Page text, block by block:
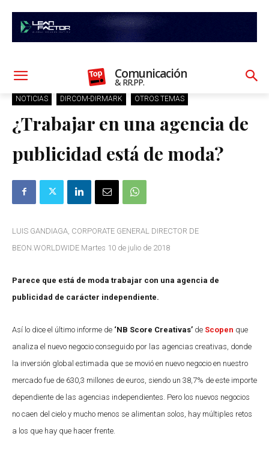
Comunicación
& RR.PP.
NOTICIAS DIRCOM-DIRMARK OTROS TEMAS
¿Trabajar en una agencia de
publicidad está de moda?
LUIS GANDIAGA, CORPORATE GENERAL DIRECTOR DE
BEON.WORLDWIDE Martes 10 de julio de 2018
Parece que está de moda trabajar con una agencia de
publicidad de carácter independiente.
Así lo dice el último informe de ‘NB Score Creativas’ de Scopen que
analiza el nuevo negocio conseguido por las agencias creativas, donde
la inversión global estimada que se movió en nuevo negocio en nuestro
mercado fue de 630,3 millones de euros, siendo un 38,7% de este importe
dependiente de las agencias independientes. Pero los nuevos negocios
no caen del cielo y mucho menos se alimentan solos, hay múltiples retos
a los que hay que hacer frente.